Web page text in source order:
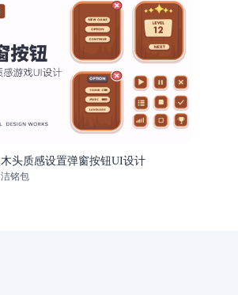
木头质感设置弹窗按钮UI设计
洁铭包